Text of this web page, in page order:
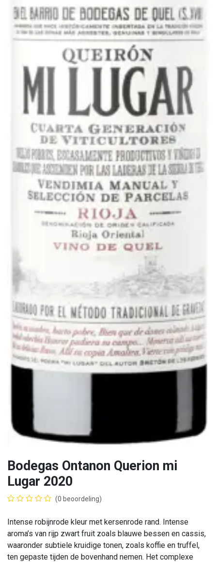
Bodegas Ontanon Querion mi
Lugar 2020
(0 beoordeling)
Intense robijnrode kleur met kersenrode rand. Intense
aroma’s van rijp zwart fruit zoals blauwe bessen en cassis,
waaronder subtiele kruidige tonen, zoals koffie en truffel,
ten gepaste tijden de bovenhand nemen. Het complexe